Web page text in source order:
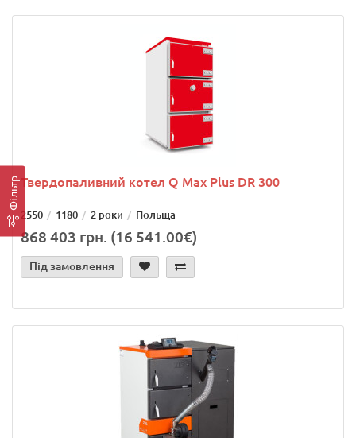
ФільтрТвердопаливний котел Q Max Plus DR 300
2550 1180 2 роки Польща
868 403 грн. (16 541.00€)
Під замовлення